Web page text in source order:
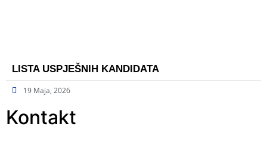
LISTA USPJEŠNIH KANDIDATA
19 Maja, 2026
Kontakt